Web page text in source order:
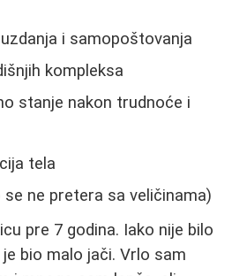
i samopoštovanja
kompleksa
stanje nakon trudnoće i
tela
ne pretera sa veličinama)
pre 7 godina. Iako nije bilo
bio malo jači. Vrlo sam